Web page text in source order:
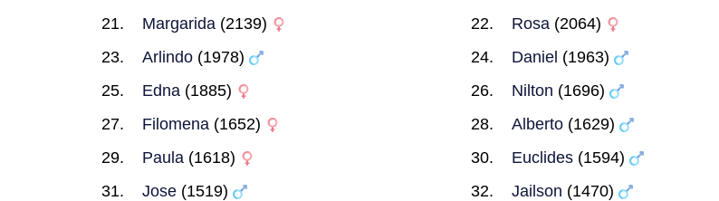
Margarida (2139) Rosa(2064)
Arlindo (1978) Daniel (1963)
Edna (1885) Nilton (1696)
Filomena (1652) Alberto(1629)
Paula (1618) Euclides(1594)
Jose (1519) Jailson (1470)